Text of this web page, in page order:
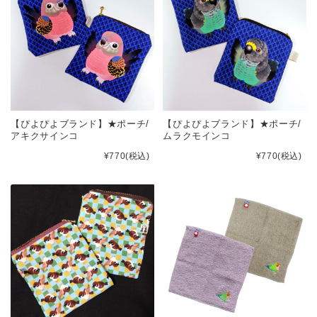
【ぴよぴよブランド】★ポーチ/
アキクサインコ
¥770(税込)
【ぴよぴよブランド】★ポーチ/
ムラクモインコ
¥770(税込)